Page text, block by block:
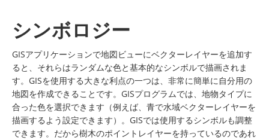
シンボロジー
GISアプリケーションで地図ビューにベクターレイヤーを追加す
ると、それらはランダムな色と基本的なシンボルで描画されま
す。GISを使用する大きな利点の一つは、非常に簡単に自分用の
地図を作成できることです。GISプログラムでは、地物タイプに
合った色を選択できます（例えば、青で水域ベクターレイヤーを
描画するよう設定できます）。GISでは使用するシンボルも調整
できます。だから樹木のポイントレイヤーを持っているのであれ